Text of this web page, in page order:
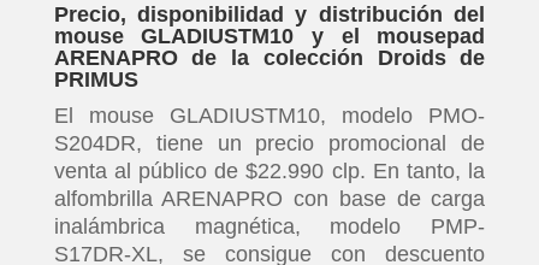
Precio, disponibilidad y distribución del
mouse GLADIUSTM10 y el mousepad
ARENAPRO de la colección Droids de
PRIMUS
El mouse GLADIUSTM10, modelo PMO-
S204DR, tiene un precio promocional de
venta al público de $22.990 clp. En tanto, la
alfombrilla ARENAPRO con base de carga
inalámbrica magnética, modelo PMP-
S17DR-XL, se consigue con descuento